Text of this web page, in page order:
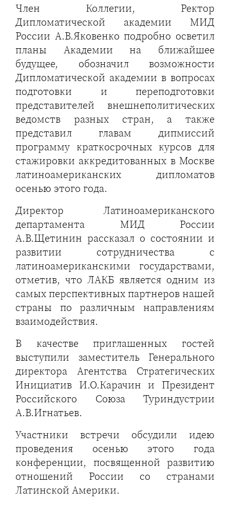
Член Коллегии, Ректор
Дипломатической академии МИД
России А.В.Яковенко подробно осветил
планы Академии на ближайшее
будущее, обозначил возможности
Дипломатической академии в вопросах
подготовки и переподготовки
представителей внешнеполитических
ведомств разных стран, а также
представил главам дипмиссий
программу краткосрочных курсов для
стажировки аккредитованных в Москве
латиноамериканских дипломатов
осенью этого года.
Директор Латиноамериканского
департамента МИД России
А.В.Щетинин рассказал о состоянии и
развитии сотрудничества с
латиноамериканскими государствами,
отметив, что ЛАКБ является одним из
самых перспективных партнеров нашей
страны по различным направлениям
взаимодействия.
В качестве приглашенных гостей
выступили заместитель Генерального
директора Агентства Стратегических
Инициатив И.О.Карачин и Президент
Российского Союза Туриндустрии
А.В.Игнатьев.
Участники встречи обсудили идею
проведения осенью этого года
конференции, посвященной развитию
отношений России со странами
Латинской Америки.